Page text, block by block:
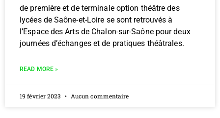
de première et de terminale option théâtre des
lycées de Saône-et-Loire se sont retrouvés à
l’Espace des Arts de Chalon-sur-Saône pour deux
journées d’échanges et de pratiques théâtrales.
READ MORE »
19 février 2023 Aucun commentaire